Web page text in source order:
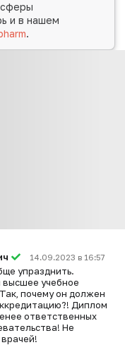
и в нашем
.
14.09.2023 в 16:57
упразднить.
высшее учебное
почему он должен
Диплом
ответственных
Не